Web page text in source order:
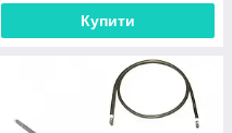
Купити